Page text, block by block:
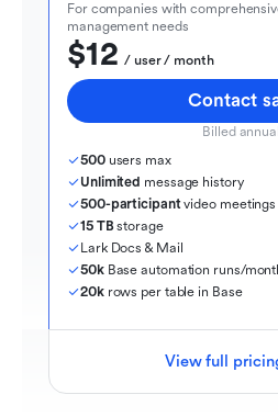
For companies with
management needs
$12
  / user / month
Contact
Billed
500 users max
Unlimited message history
500-participant video meetings
15 TB storage
Lark Docs & Mail
50k Base automation runs/
20k rows per table in Base
View full